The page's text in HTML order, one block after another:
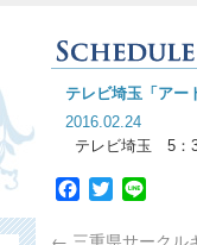
テレビ埼玉「アー
2016.02.24
テレビ埼玉 5：
Facebook
Twitter
← 三重県サークル